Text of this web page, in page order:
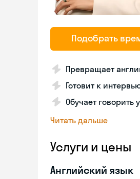
Подобрать
Превращает
Готовит к
Обучает говорить
Читать дальше
Услуги и цены
Английский язык